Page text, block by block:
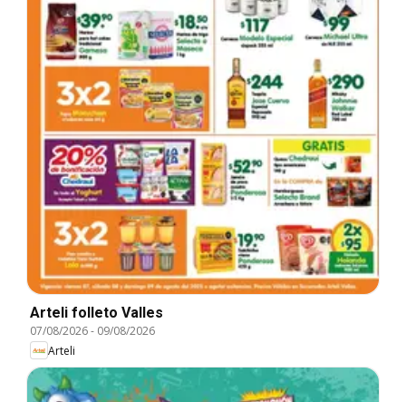
Arteli folleto Valles
07/08/2026- 09/08/2026
Arteli